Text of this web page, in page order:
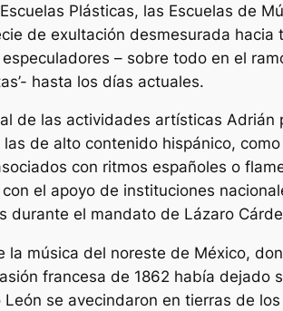
Plásticas, las Escuelas de
de exultación desmesurada
– sobre todo en el
hasta los días actuales.
de las actividades artísticas
de alto contenido hispánico,
con ritmos españoles o
el apoyo de instituciones
durante el mandato de Lázaro
la música del noreste de México,
francesa de 1862 había
se avecindaron en tierras de